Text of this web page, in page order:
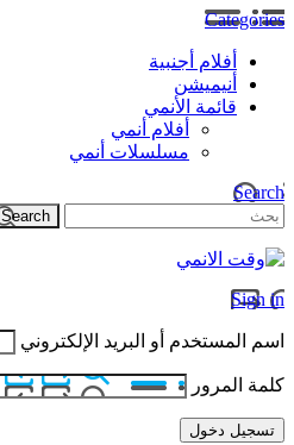
Categories
أفلام أجنبية
أنيميشن
قائمة الأنمي
أفلام أنمي
مسلسلات أنمي
Search
Sign in
اسم المستخدم أو البريد الإلكتروني
كلمة المرور